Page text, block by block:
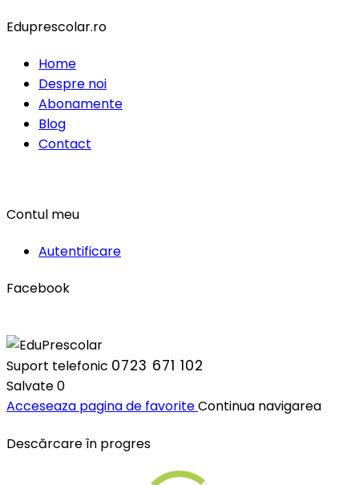
Eduprescolar.ro
Home
Despre noi
Abonamente
Blog
Contact
Contul meu
Autentificare
Facebook
Suport telefonic 0723 671 102
Salvate0
Acceseaza pagina de favoriteContinua navigarea
Descărcare în progres